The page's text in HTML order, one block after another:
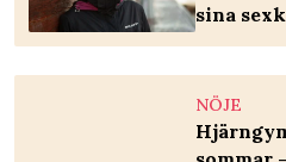
sina
NÖJE